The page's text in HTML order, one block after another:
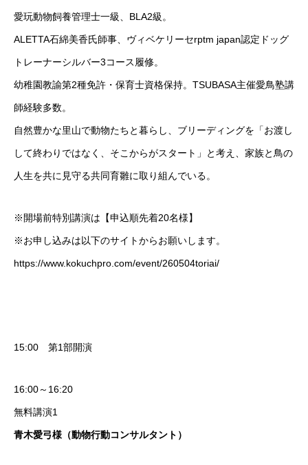
愛玩動物飼養管理士一級、BLA2級。
ALETTA石綿美香氏師事、ヴィベケリーセrptm japan認定ドッグ
トレーナーシルバー3コース履修。
幼稚園教諭第2種免許・保育士資格保持。TSUBASA主催愛鳥塾講
師経験多数。
自然豊かな里山で動物たちと暮らし、ブリーディングを「お渡し
して終わりではなく、そこからがスタート」と考え、家族と鳥の
人生を共に見守る共同育雛に取り組んでいる。
※開場前特別講演は【申込順先着20名様】
※お申し込みは以下のサイトからお願いします。
https://www.kokuchpro.com/event/260504toriai/
15:00 第1部開演
16:00～16:20
無料講演1
青木愛弓様（動物行動コンサルタント）